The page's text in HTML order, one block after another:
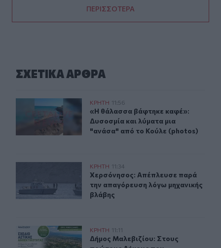
ΠΕΡΙΣΣΟΤΕΡΑ
ΣΧΕΤΙΚA AΡΘΡΑ
Ηράκλειο: Δυσοσμία και λύματα μια "ανάσα" από το
ΚΡΗΤΗ 11:56
«Η θάλασσα βάφτηκε καφέ»:
«Η θάλασσα βάφτηκε καφέ»:
Δυσοσμία και λύματα μια
"ανάσα" από το Κούλε (photos)
Χερσόνησος: Απέπλευσε παρά την απαγόρευση λόγω
ΚΡΗΤΗ 11:34
Χερσόνησος: Απέπλευσε παρά την
Χερσόνησος: Απέπλευσε παρά
την απαγόρευση λόγω μηχανικής
βλάβης
Δήμος Μαλεβιζίου: Στους πρώτους Δήμους που
ΚΡΗΤΗ 11:11
Δήμος Μαλεβιζίου: Στους πρώτους
Δήμος Μαλεβιζίου: Στους